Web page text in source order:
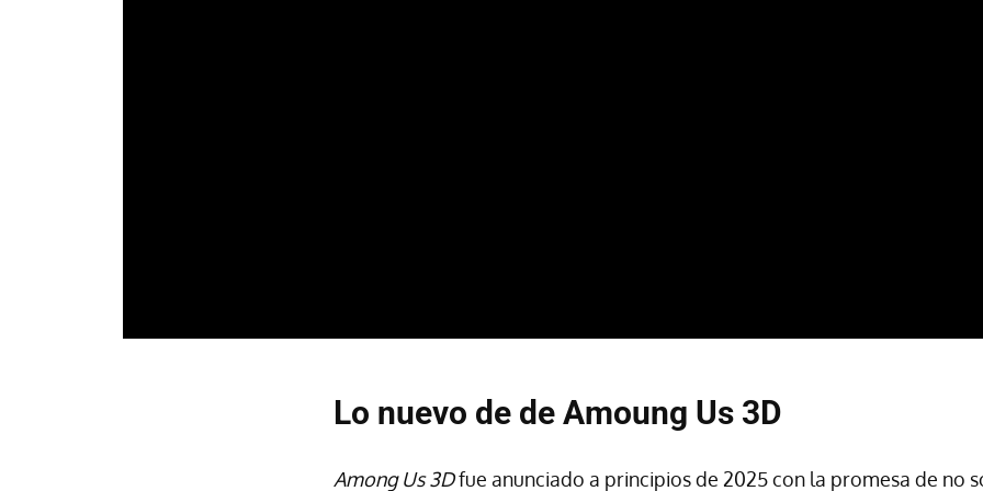
Lo nuevo de de Amoung Us 3D
Among Us 3Dfue anunciado a principios de 2025 con la promesa de no